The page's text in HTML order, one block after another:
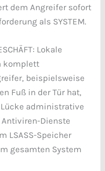
dem Angreifer sofort
als SYSTEM.
Lokale
komplett
beispielsweise
Fuß in der Tür hat,
administrative
Antiviren-Dienste
LSASS-Speicher
gesamten System